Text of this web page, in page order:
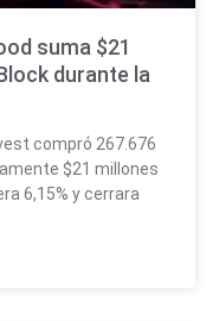
suma $21
durante la
compró 267.676
$21 millones
6,15% y cerrara